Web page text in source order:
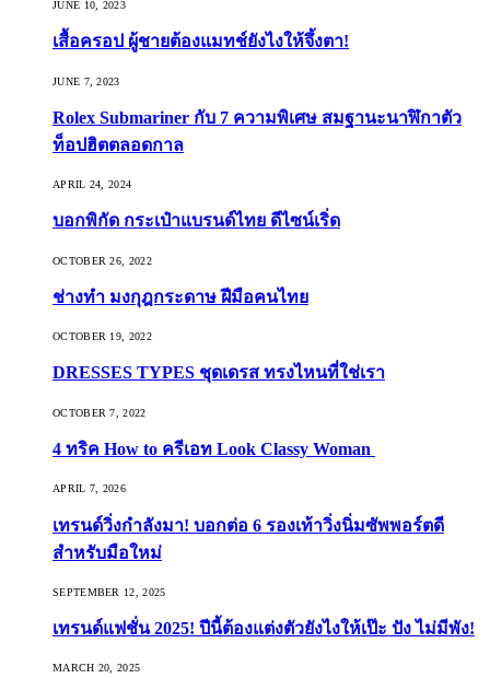
JUNE 10, 2023
เสื้อครอป ผู้ชายต้องแมทช์ยังไงให้จึ้งตา!
JUNE 7, 2023
Rolex Submariner กับ 7 ความพิเศษ สมฐานะนาฬิกาตัว
ท็อปฮิตตลอดกาล
APRIL 24, 2024
บอกพิกัด กระเป๋าแบรนด์ไทย ดีไซน์เริ่ด
OCTOBER 26, 2022
ช่างทำ มงกุฎกระดาษ ฝีมือคนไทย
OCTOBER 19, 2022
DRESSES TYPES ชุดเดรส ทรงไหนที่ใช่เรา
OCTOBER 7, 2022
4 ทริค How to ครีเอท Look Classy Woman
APRIL 7, 2026
เทรนด์วิ่งกำลังมา! บอกต่อ 6 รองเท้าวิ่งนิ่มซัพพอร์ตดี
สำหรับมือใหม่
SEPTEMBER 12, 2025
เทรนด์แฟชั่น 2025! ปีนี้ต้องแต่งตัวยังไงให้เป๊ะ ปัง ไม่มีพัง!
MARCH 20, 2025